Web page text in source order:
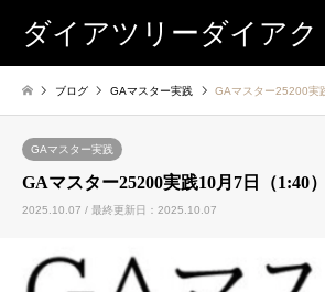
ダイアツリーダイア
ブログ GAマスター実践 GAマスター25200実
GAマスター実践
GAマスター25200実践10月7日（1:40）
2025.10.07 / 最終更新日：2025.10.07